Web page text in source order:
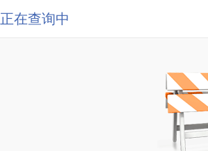
正在查询中